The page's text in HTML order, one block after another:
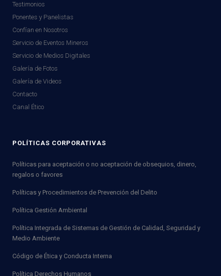
Testimonios
Ponentes y Panelistas
Confían en Nosotros
Servicio de Eventos Mineros
Servicio de Medios Digitales
Galería de Fotos
Galería de Videos
Contacto
Canal Ético
POLÍTICAS CORPORATIVAS
Políticas para aceptación o no aceptación de obsequios, dinero,
regalos o favores
Políticas y Procedimientos de Prevención del Delito
Política Gestión Ambiental
Política Integrada de Sistemas de Gestión de Calidad, Seguridad y
Medio Ambiente
Código de Ética y Conducta Interna
Política Derechos Humanos